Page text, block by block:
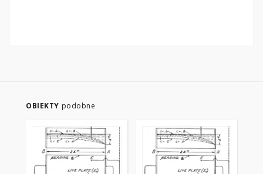
OBIEKTY podobne